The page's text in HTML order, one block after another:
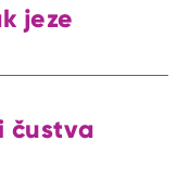
jeze
čustva